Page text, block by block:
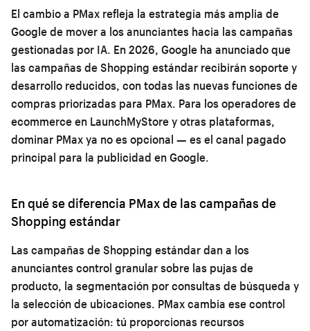
El cambio a PMax refleja la estrategia más amplia de
Google de mover a los anunciantes hacia las campañas
gestionadas por IA. En 2026, Google ha anunciado que
las campañas de Shopping estándar recibirán soporte y
desarrollo reducidos, con todas las nuevas funciones de
compras priorizadas para PMax. Para los operadores de
ecommerce en LaunchMyStore y otras plataformas,
dominar PMax ya no es opcional — es el canal pagado
principal para la publicidad en Google.
En qué se diferencia PMax de las campañas de
Shopping estándar
Las campañas de Shopping estándar dan a los
anunciantes control granular sobre las pujas de
producto, la segmentación por consultas de búsqueda y
la selección de ubicaciones. PMax cambia ese control
por automatización: tú proporcionas recursos